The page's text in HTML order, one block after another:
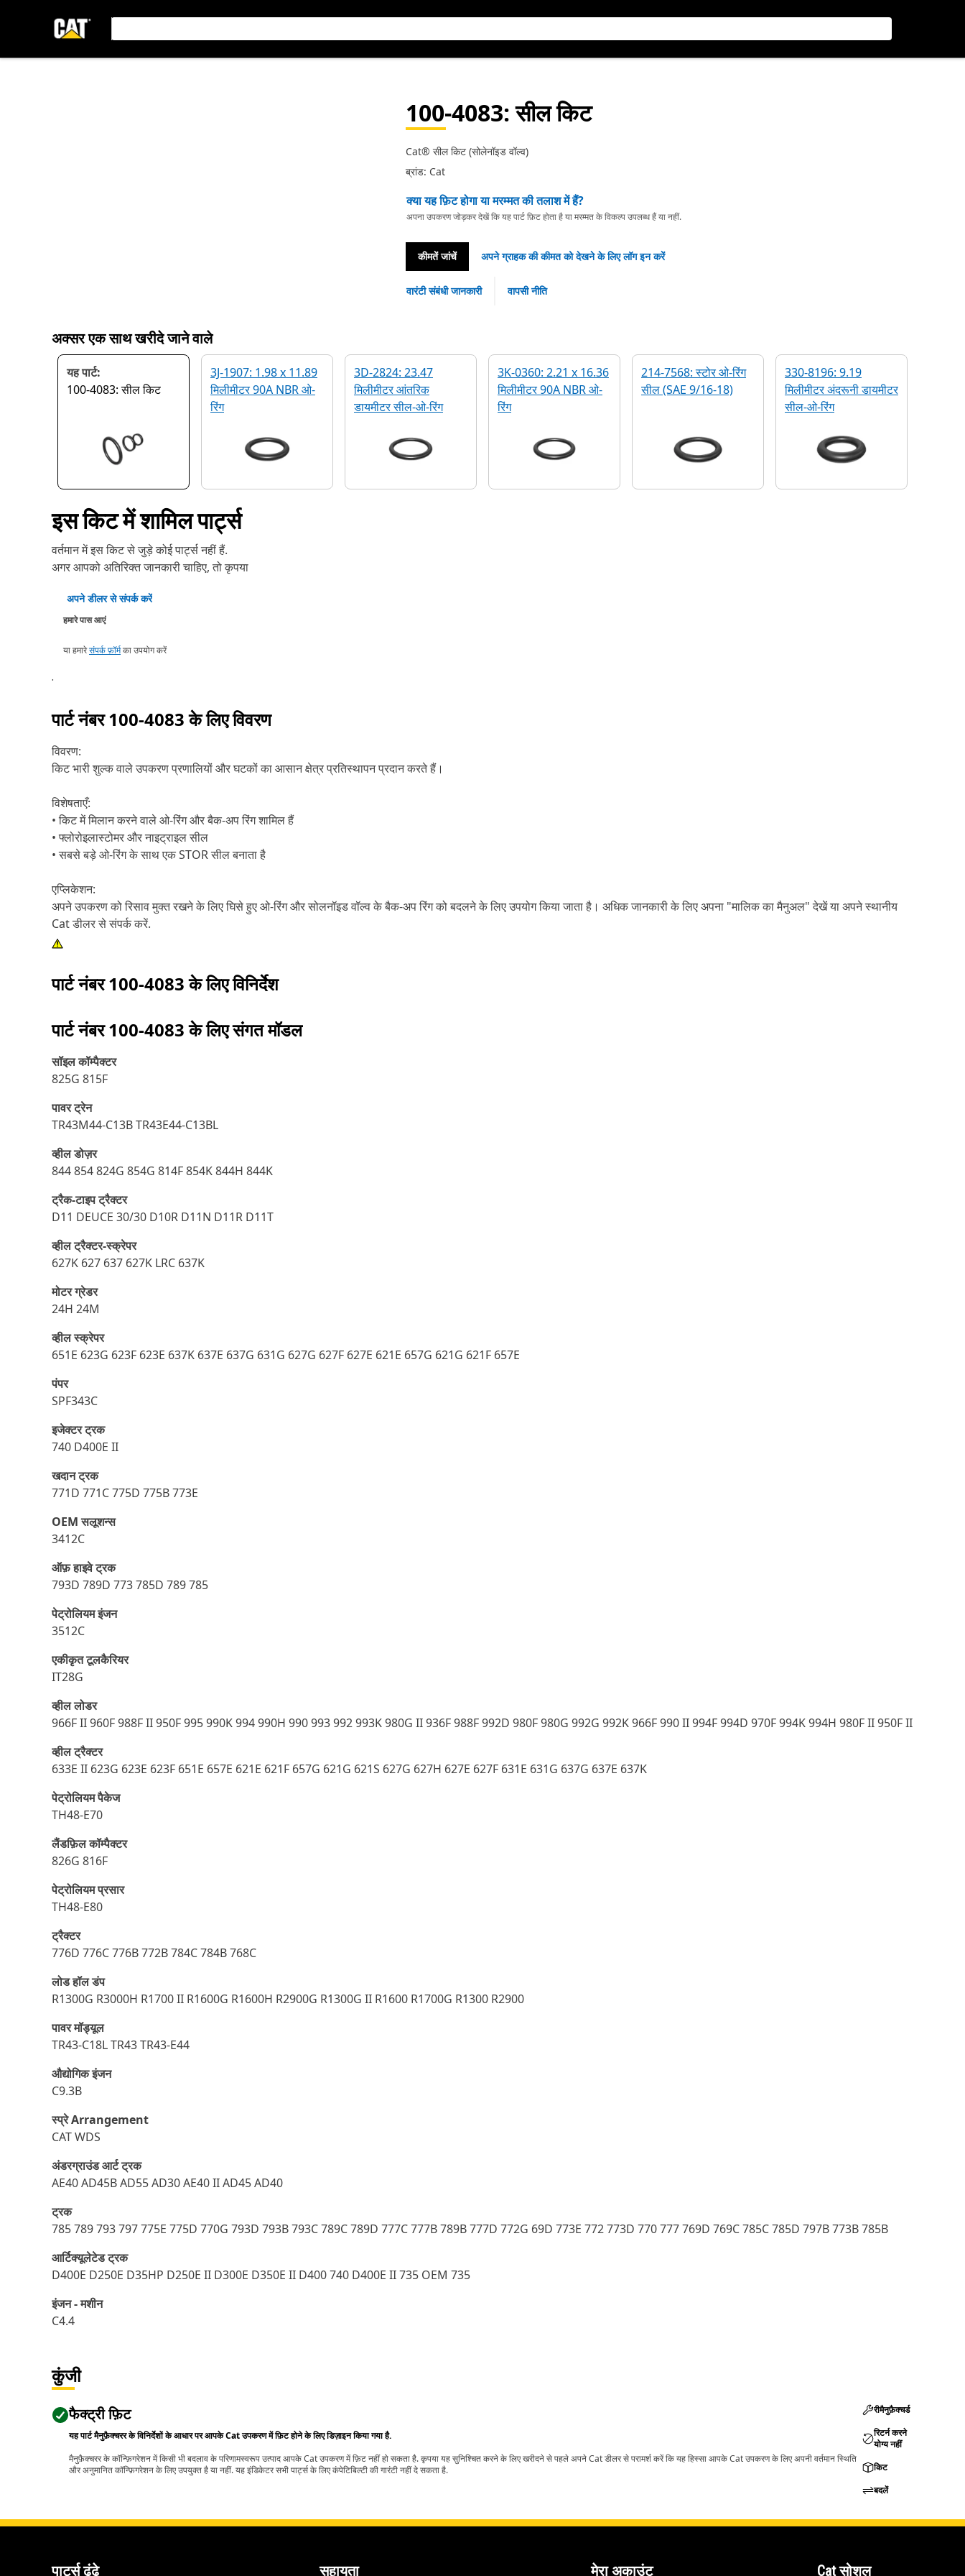
100-4083: सील किट
Cat® सील किट (सोलेनॉइड वॉल्व)
ब्रांड: Cat
क्या यह फ़िट होगा या मरम्मत की तलाश में हैं?
अपना उपकरण जोड़कर देखें कि यह पार्ट फ़िट होता है या मरम्मत के विकल्प उपलब्ध हैं या नहीं.
कीमतें जांचें अपने ग्राहक की कीमत को देखने के लिए लॉग इन करें
वारंटी संबंधी जानकारी वापसी नीति
अक्सर एक साथ खरीदे जाने वाले
यह पार्ट:
100-4083: सील किट
3J-1907: 1.98 x 11.89
मिलीमीटर 90A NBR ओ-
रिंग
3D-2824: 23.47
मिलीमीटर आंतरिक
डायमीटर सील-ओ-रिंग
3K-0360: 2.21 x 16.36
मिलीमीटर 90A NBR ओ-
रिंग
214-7568: स्टोर ओ-रिंग
सील (SAE 9/16-18)
330-8196: 9.19
मिलीमीटर अंदरूनी डायमीटर
सील-ओ-रिंग
इस किट में शामिल पार्ट्स
वर्तमान में इस किट से जुड़े कोई पार्ट्स नहीं हैं.
अगर आपको अतिरिक्त जानकारी चाहिए, तो कृपया
अपने डीलर से संपर्क करें
हमारे पास आएं
या हमारेसंपर्क फ़ॉर्मका उपयोग करें
.
पार्ट नंबर100-4083के लिए विवरण
विवरण:
किट भारी शुल्क वाले उपकरण प्रणालियों और घटकों का आसान क्षेत्र प्रतिस्थापन प्रदान करते हैं।
विशेषताएँ:
• किट में मिलान करने वाले ओ-रिंग और बैक-अप रिंग शामिल हैं
• फ्लोरोइलास्टोमर और नाइट्राइल सील
• सबसे बड़े ओ-रिंग के साथ एक STOR सील बनाता है
एप्लिकेशन:
अपने उपकरण को रिसाव मुक्त रखने के लिए घिसे हुए ओ-रिंग और सोलनॉइड वॉल्व के बैक-अप रिंग को बदलने के लिए उपयोग किया जाता है। अधिक जानकारी के लिए अपना "मालिक का मैनुअल" देखें या अपने स्थानीय
Cat डीलर से संपर्क करें.
पार्ट नंबर100-4083के लिए विनिर्देश
पार्ट नंबर100-4083के लिए संगत मॉडल
सॉइल कॉम्पैक्टर
825G 815F
पावर ट्रेन
TR43M44-C13B TR43E44-C13BL
व्हील डोज़र
844 854 824G 854G 814F 854K 844H 844K
ट्रैक-टाइप ट्रैक्टर
D11 DEUCE 30/30 D10R D11N D11R D11T
व्हील ट्रैक्टर-स्क्रेपर
627K 627 637 627K LRC 637K
मोटर ग्रेडर
24H 24M
व्हील स्क्रेपर
651E 623G 623F 623E 637K 637E 637G 631G 627G 627F 627E 621E 657G 621G 621F 657E
पंपर
SPF343C
इजेक्टर ट्रक
740 D400E II
खदान ट्रक
771D 771C 775D 775B 773E
OEM सलूशन्स
3412C
ऑफ़ हाइवे ट्रक
793D 789D 773 785D 789 785
पेट्रोलियम इंजन
3512C
एकीकृत टूलकैरियर
IT28G
व्हील लोडर
966F II 960F 988F II 950F 995 990K 994 990H 990 993 992 993K 980G II 936F 988F 992D 980F 980G 992G 992K 966F 990 II 994F 994D 970F 994K 994H 980F II 950F II
व्हील ट्रैक्टर
633E II 623G 623E 623F 651E 657E 621E 621F 657G 621G 621S 627G 627H 627E 627F 631E 631G 637G 637E 637K
पेट्रोलियम पैकेज
TH48-E70
लैंडफ़िल कॉम्पैक्टर
826G 816F
पेट्रोलियम प्रसार
TH48-E80
ट्रैक्टर
776D 776C 776B 772B 784C 784B 768C
लोड हॉल डंप
R1300G R3000H R1700 II R1600G R1600H R2900G R1300G II R1600 R1700G R1300 R2900
पावर मॉड्यूल
TR43-C18L TR43 TR43-E44
औद्योगिक इंजन
C9.3B
स्प्रे Arrangement
CAT WDS
अंडरग्राउंड आर्ट ट्रक
AE40 AD45B AD55 AD30 AE40 II AD45 AD40
ट्रक
785 789 793 797 775E 775D 770G 793D 793B 793C 789C 789D 777C 777B 789B 777D 772G 69D 773E 772 773D 770 777 769D 769C 785C 785D 797B 773B 785B
आर्टिक्यूलेटेड ट्रक
D400E D250E D35HP D250E II D300E D350E II D400 740 D400E II 735 OEM 735
इंजन - मशीन
C4.4
कुंजी
फैक्ट्री फ़िट
यह पार्ट मैनुफ़ैक्चरर के विनिर्देशों के आधार पर आपके Cat उपकरण में फ़िट होने के लिए डिज़ाइन किया गया है.
मैनुफ़ैक्चरर के कॉन्फ़िगरेशन में किसी भी बदलाव के परिणामस्वरूप उत्पाद आपके Cat उपकरण में फ़िट नहीं हो सकता है. कृपया यह सुनिश्चित करने के लिए खरीदने से पहले अपने Cat डीलर से परामर्श करें कि यह हिस्सा आपके Cat उपकरण के लिए अपनी वर्तमान स्थिति
और अनुमानित कॉन्फ़िगरेशन के लिए उपयुक्त है या नहीं. यह इंडिकेटर सभी पार्ट्स के लिए कंपेटिबिल्टी की गारंटी नहीं दे सकता है.
रीमैनुफ़ैक्चर्ड
रिटर्न करने
योग्य नहीं
किट
बदलें
पार्ट्स ढूंढे सहायता मेरा अकाउंट Cat सोशल